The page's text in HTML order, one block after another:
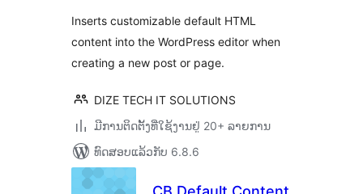
Inserts customizable default HTML
content into the WordPress editor when
creating a new post or page.
DIZE TECH IT SOLUTIONS
ມີການຕິດຕັ້ງທີ່ໃຊ້ງານຢູ່ 20+ ລາຍການ
ທົດສອບແລ້ວກັບ 6.8.6